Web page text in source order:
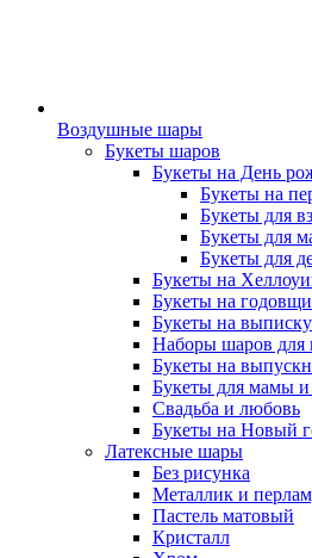
Воздушные шары
Букеты шаров
Букеты на День
Букеты на
Букеты для
Букеты для
Букеты для
Букеты на
Букеты на
Букеты на
Наборы шаров для
Букеты на
Букеты для мамы
Свадьба и любовь
Букеты на Новый
Латексные шары
Без рисунка
Металлик и
Пастель матовый
Кристалл